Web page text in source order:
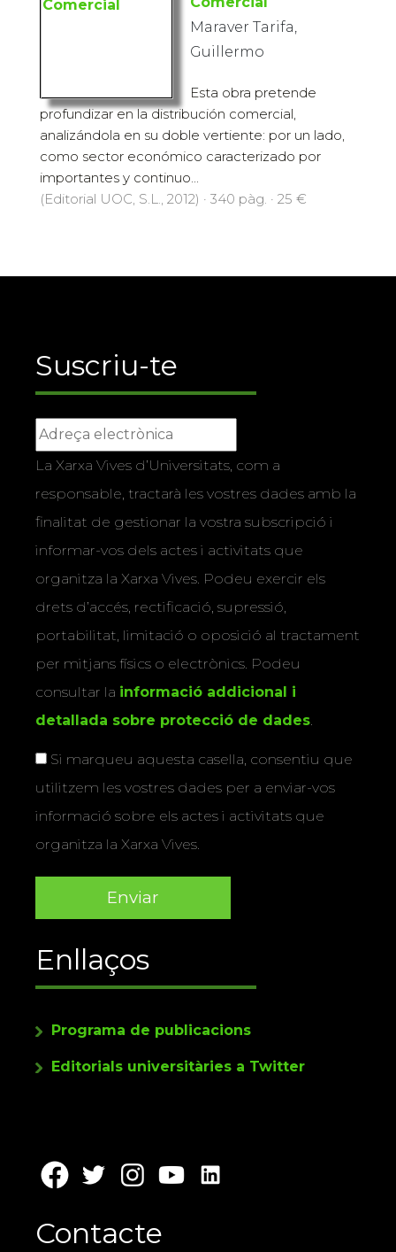
Maraver Tarifa,
Guillermo
Esta obra pretende
profundizar en la distribución comercial,
analizándola en su doble vertiente: por un lado,
como sector económico caracterizado por
importantes y continuo...
(Editorial UOC, S.L., 2012) · 340 pàg. · 25 €
Suscriu-te
La Xarxa Vives d’Universitats, com a
responsable, tractarà les vostres dades amb la
finalitat de gestionar la vostra subscripció i
informar-vos dels actes i activitats que
organitza la Xarxa Vives. Podeu exercir els
drets d’accés, rectificació, supressió,
portabilitat, limitació o oposició al tractament
per mitjans físics o electrònics. Podeu
consultar la informació addicional i
detallada sobre protecció de dades.
Si marqueu aquesta casella, consentiu que
utilitzem les vostres dades per a enviar-vos
informació sobre els actes i activitats que
organitza la Xarxa Vives.
Enllaços
Programa de publicacions
Editorials universitàries a Twitter
Contacte